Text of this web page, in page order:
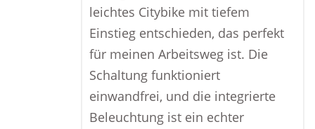
leichtes Citybike mit tiefem
Einstieg entschieden, das perfekt
für meinen Arbeitsweg ist. Die
Schaltung funktioniert
einwandfrei, und die integrierte
Beleuchtung ist ein echter